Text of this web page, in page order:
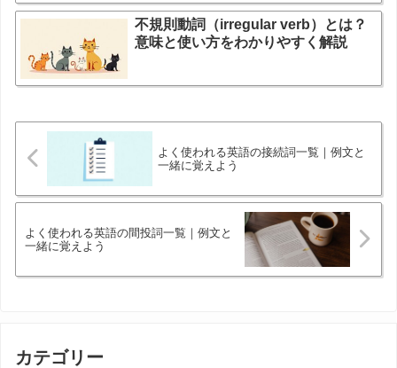
不規則動詞（irregular verb）とは？
意味と使い方をわかりやすく解説
よく使われる英語の接続詞一覧｜例文と
一緒に覚えよう
よく使われる英語の間投詞一覧｜例文と
一緒に覚えよう
カテゴリー